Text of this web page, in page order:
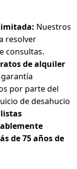
Nuestros
resolver
consultas.
de alquiler
por parte del
de desahucio
de 75 años de